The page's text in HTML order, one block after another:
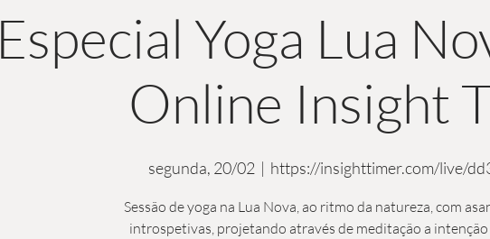
Especial Yoga Lua
Online Insight
segunda, 20/02
  |
https://insighttimer.com/live/
Sessão de yoga na Lua Nova, ao ritmo da natureza, com
introspetivas, projetando através de meditação a